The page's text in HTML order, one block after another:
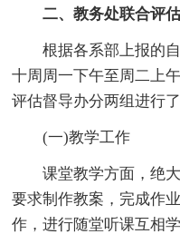
二、教务处联合评估
根据各系部上报的自
十周周一下午至周二上
评估督导办分两组进行
(一)教学工作
课堂教学方面，绝大
要求制作教案，完成作
作，进行随堂听课互相